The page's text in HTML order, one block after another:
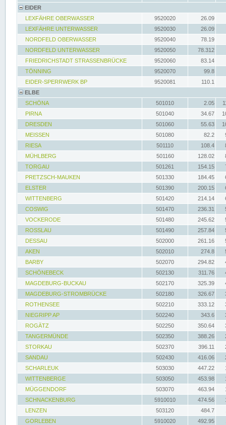
EIDER
LEXFÄHRE OBERWASSER
9520020
26.09
LEXFÄHRE UNTERWASSER
9520030
26.09
NORDFELD OBERWASSER
9520040
78.19
NORDFELD UNTERWASSER
9520050
78.312
FRIEDRICHSTADT STRASSENBRÜCKE
9520060
83.14
TÖNNING
9520070
99.8
EIDER-SPERRWERK BP
9520081
110.1
ELBE
SCHÖNA
501010 2.05
PIRNA
501040 34.67
DRESDEN
501060 55.63
MEISSEN
501080 82.2
RIESA
501110 108.4
MÜHLBERG
501160 128.02
TORGAU
501261 154.15
PRETZSCH-MAUKEN
501330 184.45
ELSTER
501390 200.15
WITTENBERG
501420 214.14
COSWIG
501470 236.31
VOCKERODE
501480 245.62
ROSSLAU
501490 257.84
DESSAU
502000 261.16
AKEN
502010 274.8
BARBY
502070 294.82
SCHÖNEBECK
502130 311.76
MAGDEBURG-BUCKAU
502170 325.39
MAGDEBURG-STROMBRÜCKE
502180 326.67
ROTHENSEE
502210 333.12
NIEGRIPP AP
502240 343.6
ROGÄTZ
502250 350.64
TANGERMÜNDE
502350 388.26
STORKAU
502370 396.11
SANDAU
502430 416.06
SCHARLEUK
503030 447.22
WITTENBERGE
503050 453.98
MÜGGENDORF
503070 463.94
SCHNACKENBURG
5910010 474.56
LENZEN
503120 484.7
GORLEBEN
5910020 492.95